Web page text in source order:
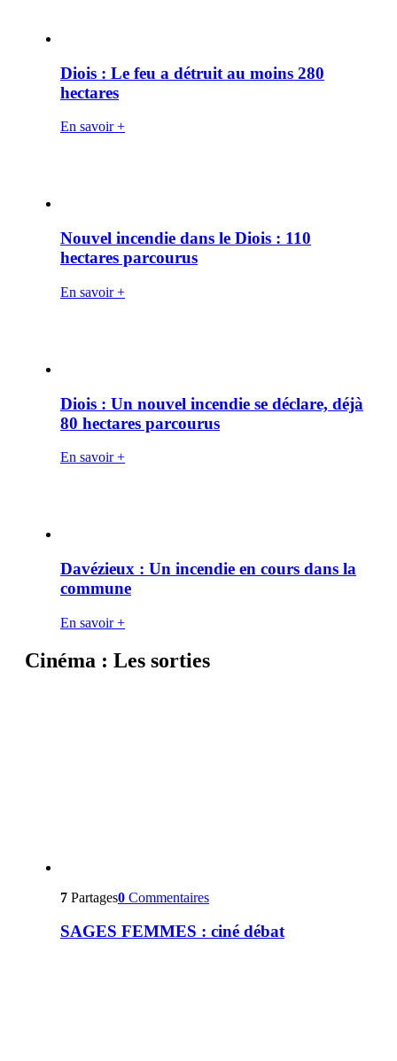
Diois : Le feu a détruit au moins 280
hectares
En savoir +
Nouvel incendie dans le Diois : 110
hectares parcourus
En savoir +
Diois : Un nouvel incendie se déclare, déjà
80 hectares parcourus
En savoir +
Davézieux : Un incendie en cours dans la
commune
En savoir +
Cinéma : Les sorties
7 Partages0 Commentaires
SAGES FEMMES : ciné débat